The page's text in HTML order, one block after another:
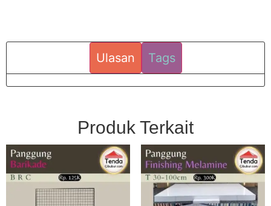
Ulasan Tags
Produk Terkait